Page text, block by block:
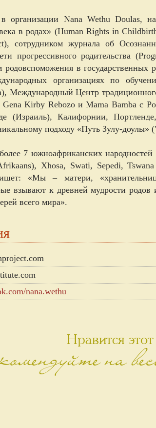
в организации Nana Wethu Doulas,
в родах» (Human Rights in
сотрудником журнала об
прогрессивного родительства
родовспоможения в государственных
организациях по
Международный Центр
Kirby Rebozo и Mama Bamba с
(Израиль), Калифорнии,
подходу «Путь Зулу-доулы»
7 южноафриканских народностей
Xhosa, Swati, Sepedi,
«Мы – матери,
взывают к древней мудрости
всего мира».
nana.wethu
Нравится этот
на